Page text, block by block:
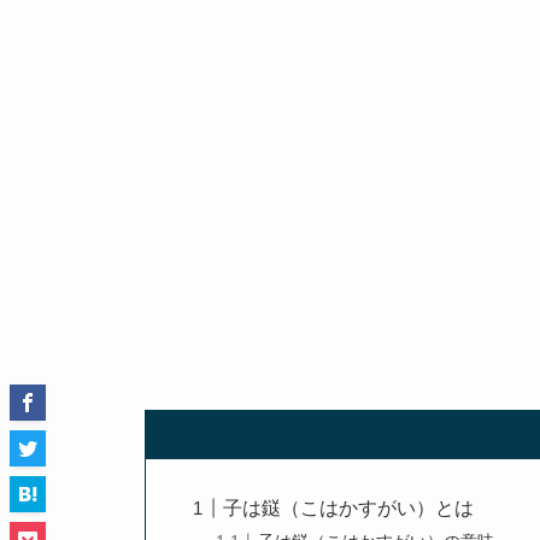
子は鎹（こはかすがい）とは